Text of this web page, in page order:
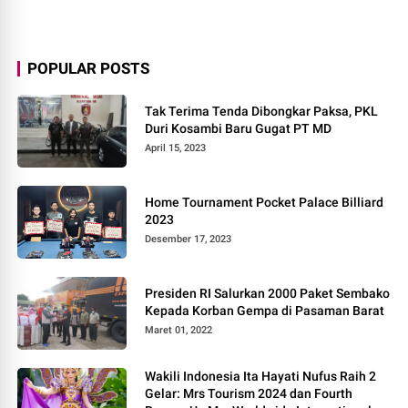
POPULAR POSTS
Tak Terima Tenda Dibongkar Paksa, PKL
Duri Kosambi Baru Gugat PT MD
April 15, 2023
Home Tournament Pocket Palace Billiard
2023
Desember 17, 2023
Presiden RI Salurkan 2000 Paket Sembako
Kepada Korban Gempa di Pasaman Barat
Maret 01, 2022
Wakili Indonesia Ita Hayati Nufus Raih 2
Gelar: Mrs Tourism 2024 dan Fourth